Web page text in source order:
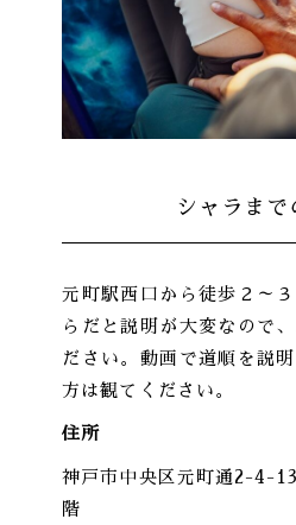
シャラまで
元町駅西口から徒歩２～
らだと説明が大変なので
ださい。動画で道順を説
方は観てください。
住所
神戸市中央区元町通2-4-
階